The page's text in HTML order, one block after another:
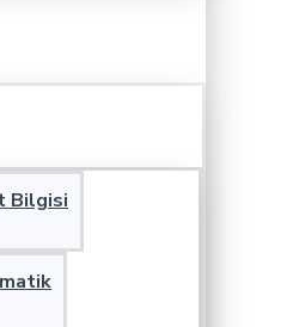
Bilgisi